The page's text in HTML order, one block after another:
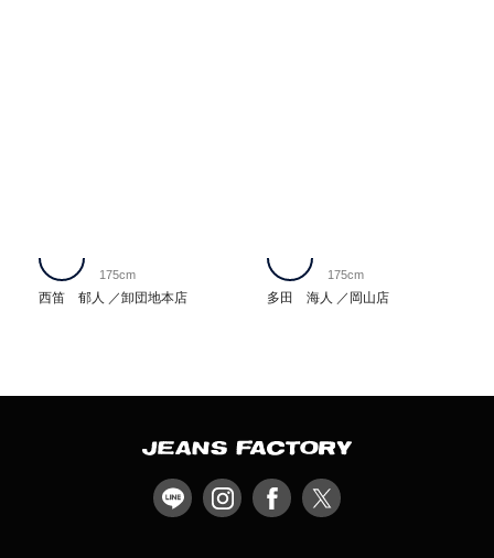
西笛 郁人 卸団地本店
175cm
多田 海人 岡山店
175cm